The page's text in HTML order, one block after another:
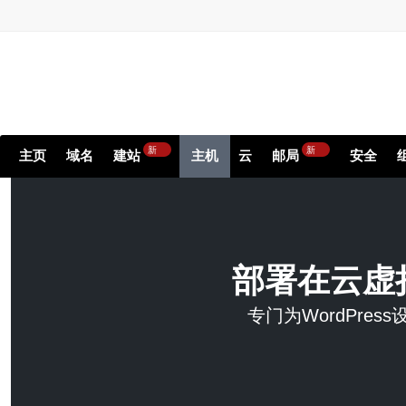
主页 域名 建站 新 主机 云 邮局 新 安全
部署在云
专门为WordPress